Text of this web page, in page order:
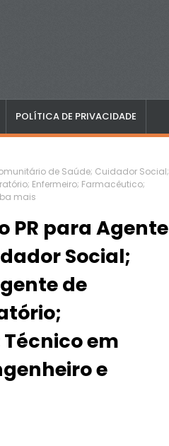
POLÍTICA DE PRIVACIDADE
de Saúde; Cuidador Social;
Enfermeiro; Farmacêutico;
mais
PR para Agente
Social;
de
em
e